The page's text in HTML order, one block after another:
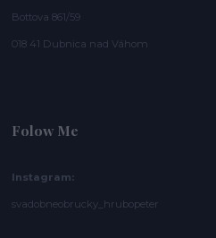
Bottova 861/59
018 41 Dubnica nad Váhom
Folow Me
Instagram:
svadobneobrucky_hrubopeter